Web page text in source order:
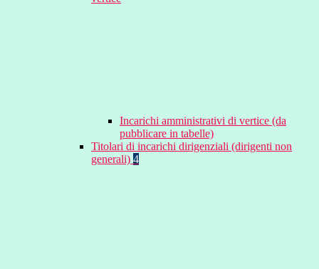
Incarichi amministrativi di vertice (da
pubblicare in tabelle)
Titolari di incarichi dirigenziali (dirigenti non
generali) 4